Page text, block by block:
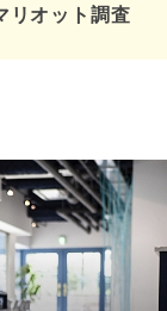
オット調査